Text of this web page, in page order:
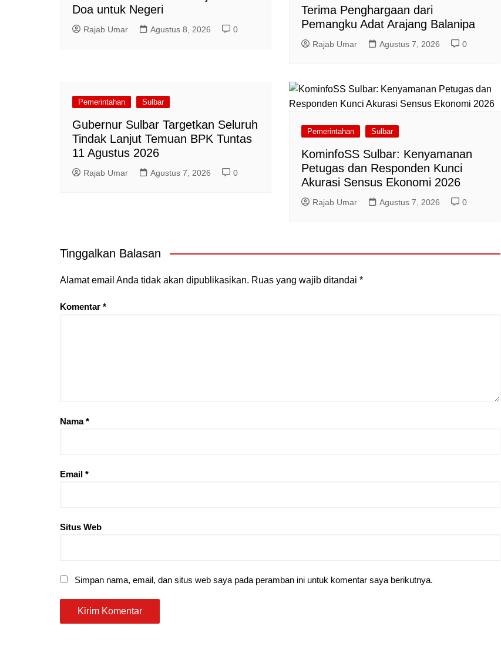
Doa untuk Negeri
Rajab Umar Agustus 8, 2026 0
Terima Penghargaan dari
Pemangku Adat Arajang Balanipa
Rajab Umar Agustus 7, 2026 0
Pemerintahan Sulbar
Gubernur Sulbar Targetkan Seluruh
Tindak Lanjut Temuan BPK Tuntas
11 Agustus 2026
Rajab Umar Agustus 7, 2026 0
Pemerintahan Sulbar
KominfoSS Sulbar: Kenyamanan
Petugas dan Responden Kunci
Akurasi Sensus Ekonomi 2026
Rajab Umar Agustus 7, 2026 0
Tinggalkan Balasan
Alamat email Anda tidak akan dipublikasikan. Ruas yang wajib ditandai *
Komentar *
Nama*
Email *
Situs Web
Simpan nama, email, dan situs web saya pada peramban ini untuk komentar saya berikutnya.